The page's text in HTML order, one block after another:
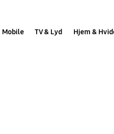
Mobile TV & Lyd Hjem &